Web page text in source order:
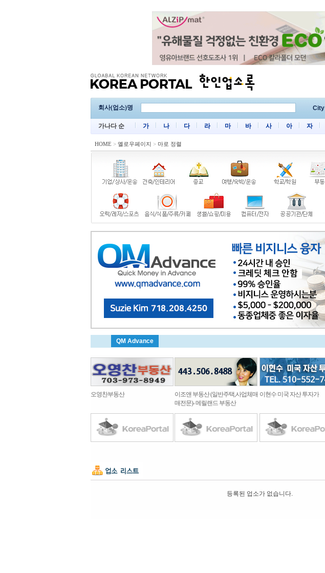
회사(업소)명 City
가나다 순 가 나 다 라 마 바 사 아 자
HOME > 옐로우페이지 > 마로 정렬
QM Advance
오영찬부동산
이조앤 부동산 (일반주택,사업체매
매전문)- 메릴랜드 부동산
이현수 미국 자산 투자가
등록된 업소가 없습니다.